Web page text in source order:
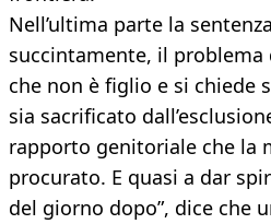
Nell’ultima parte la
succintamente, il problema
che non è figlio e si chiede
sia sacrificato
rapporto genitoriale che la
procurato. E quasi a dar
del giorno dopo”, dice che